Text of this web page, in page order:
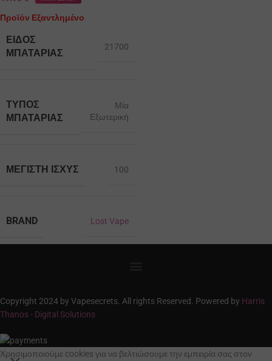
Προϊόν Εξαντλημένο
ΕΊΔΟΣ
ΜΠΑΤΑΡΊΑΣ
21700
ΤΎΠΟΣ
ΜΠΑΤΑΡΊΑΣ
Μία
Εξωτερική
ΜΈΓΙΣΤΗ ΙΣΧΎΣ 100
BRAND Lost Vape
Copyright 2024 by Vapesecrets. All rights Reserved. Powered by Harris
Thanos - Digital Solutions
Χρησιμοποιούμε cookies για να βελτιώσουμε την εμπειρία σας στον